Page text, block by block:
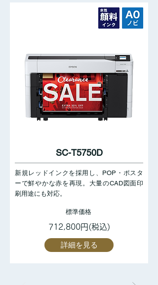
SC-T5750D
新規レッドインクを採用し、POP・ポスタ
ーで鮮やかな赤を再現。大量のCAD図面印
刷用途にも対応。
標準価格
712,800円(税込)
詳細を見る